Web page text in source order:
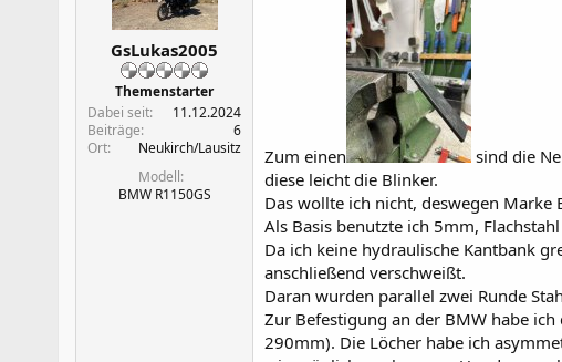
GsLukas2005
Themenstarter
Dabei seit
11.12.2024
Beiträge
6
Ort
Neukirch/Lausitz
Modell
BMW R1150GS
Zum einen
sind die
diese leicht die Blinker.
Das wollte ich nicht, deswegen Marke
Als Basis benutzte ich 5mm,
Da ich keine hydraulische Kantbank
anschließend verschweißt.
Daran wurden parallel zwei Runde
Zur Befestigung an der BMW habe
290mm). Die Löcher habe ich